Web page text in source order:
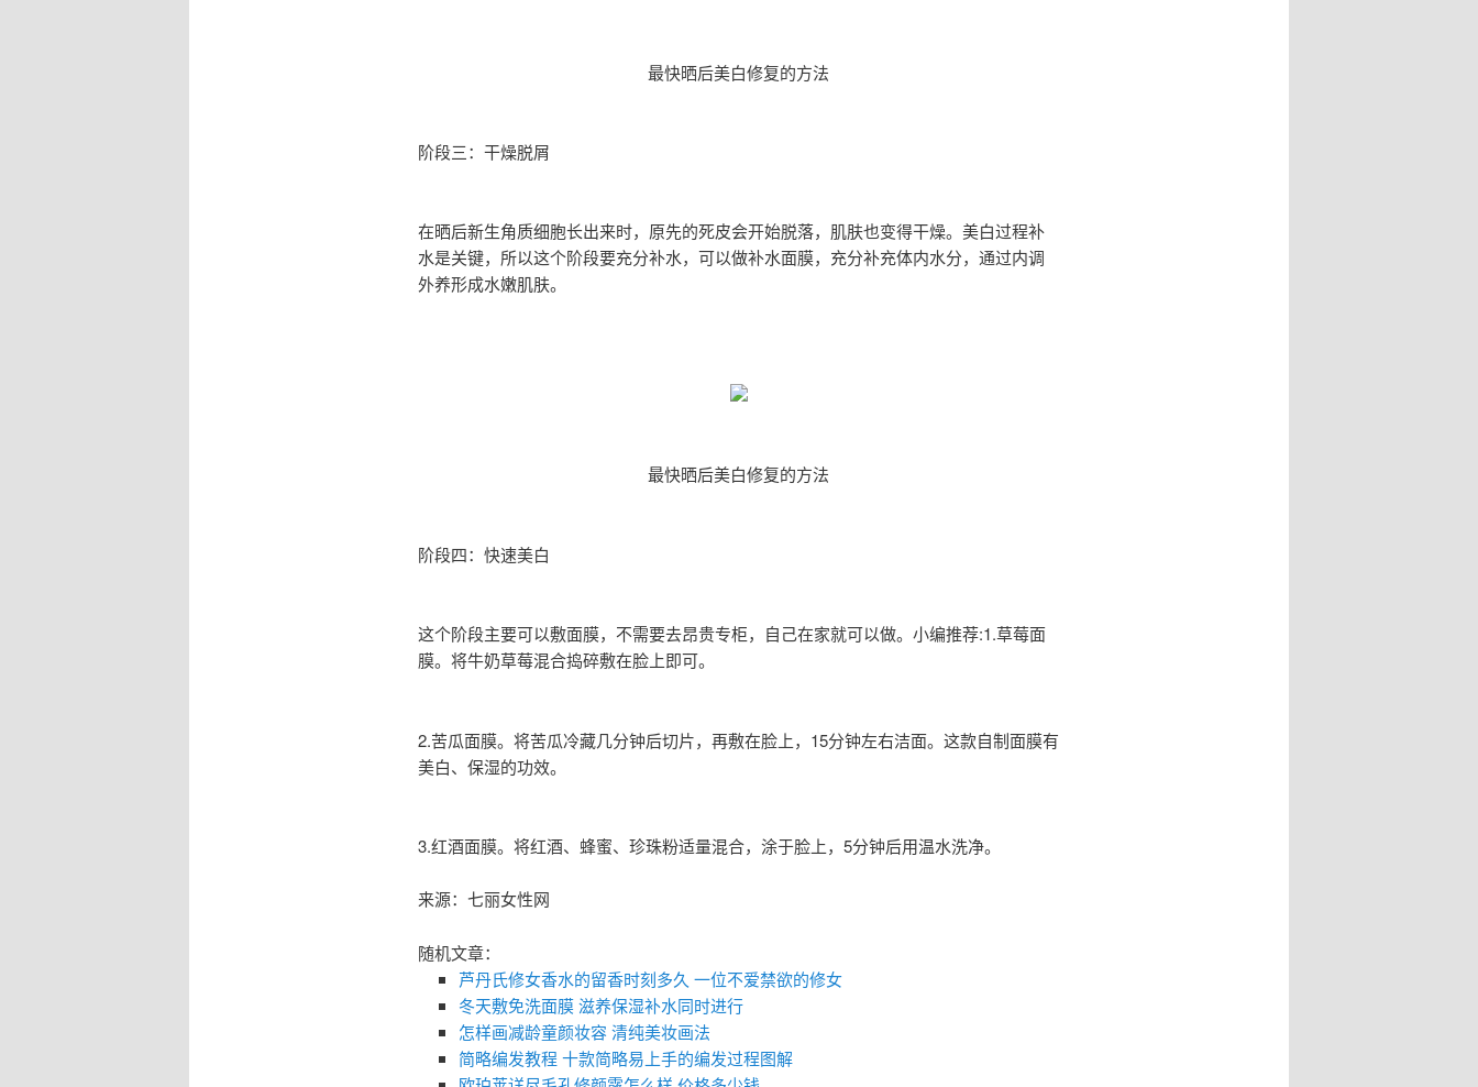
最快晒后美白修复的方法
阶段三：干燥脱屑
在晒后新生角质细胞长出来时，原先的死皮会开始脱落，肌肤也变得干燥。美白过程补
水是关键，所以这个阶段要充分补水，可以做补水面膜，充分补充体内水分，通过内调
外养形成水嫩肌肤。
最快晒后美白修复的方法
阶段四：快速美白
这个阶段主要可以敷面膜，不需要去昂贵专柜，自己在家就可以做。小编推荐:1.草莓面
膜。将牛奶草莓混合捣碎敷在脸上即可。
2.苦瓜面膜。将苦瓜冷藏几分钟后切片，再敷在脸上，15分钟左右洁面。这款自制面膜有
美白、保湿的功效。
3.红酒面膜。将红酒、蜂蜜、珍珠粉适量混合，涂于脸上，5分钟后用温水洗净。
来源：七丽女性网
随机文章：
芦丹氏修女香水的留香时刻多久 一位不爱禁欲的修女
冬天敷免洗面膜 滋养保湿补水同时进行
怎样画减龄童颜妆容 清纯美妆画法
简略编发教程 十款简略易上手的编发过程图解